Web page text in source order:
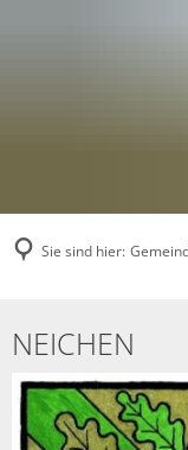
Sie sind hier:
NEICHEN